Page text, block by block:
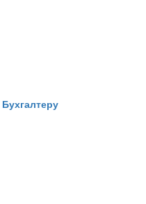
Бухгалтеру